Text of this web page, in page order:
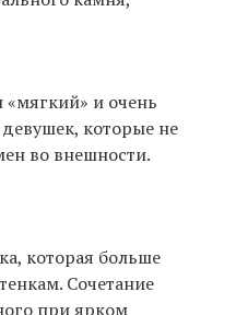
и очень
которые не
во внешности.
которая больше
Сочетание
при ярком